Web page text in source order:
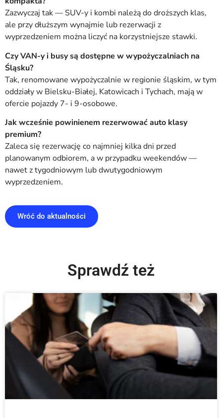
Zazwyczaj tak — SUV-y i kombi należą do droższych klas,
ale przy dłuższym wynajmie lub rezerwacji z
wyprzedzeniem można liczyć na korzystniejsze stawki.
Czy VAN-y i busy są dostępne w wypożyczalniach na
Śląsku?
Tak, renomowane wypożyczalnie w regionie śląskim, w tym
oddziały w Bielsku-Białej, Katowicach i Tychach, mają w
ofercie pojazdy 7- i 9-osobowe.
Jak wcześnie powinienem rezerwować auto klasy
premium?
Zaleca się rezerwację co najmniej kilka dni przed
planowanym odbiorem, a w przypadku weekendów —
nawet z tygodniowym lub dwutygodniowym
wyprzedzeniem.
Wróć do aktualności
Sprawdź też